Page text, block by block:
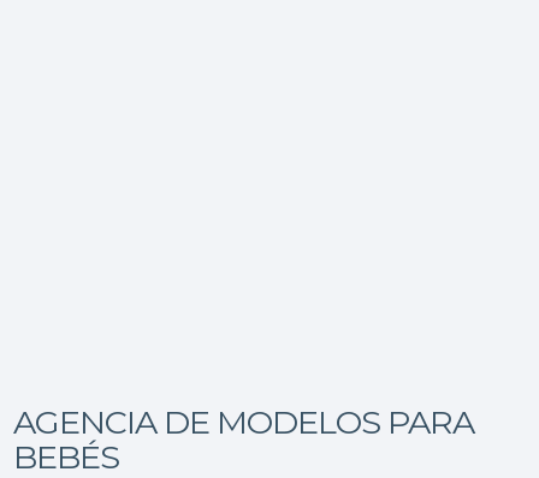
AGENCIA DE MODELOS PARA
BEBÉS